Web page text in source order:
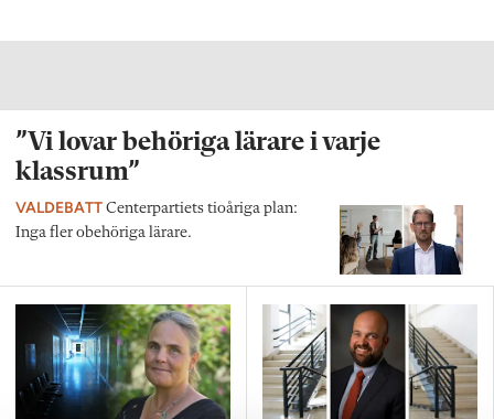
”Vi lovar behöriga lärare i varje
klassrum”
VALDEBATT Centerpartiets tioåriga plan:
Inga fler obehöriga lärare.